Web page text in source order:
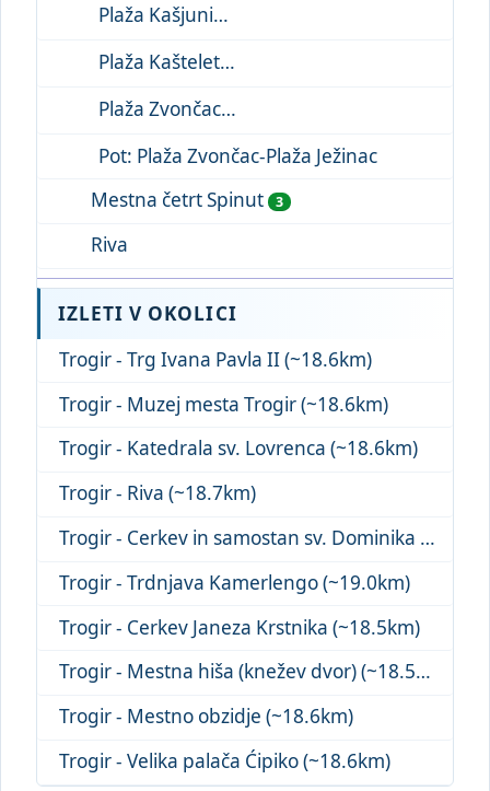
Plaža Kašjuni
Plaža Kaštelet
Plaža Zvončac
Pot: Plaža Zvončac-Plaža Ježinac
Mestna četrt Spinut
3
Riva
IZLETI V OKOLICI
Trogir - Trg Ivana Pavla II (~18.6km)
Trogir - Muzej mesta Trogir (~18.6km)
Trogir - Katedrala sv. Lovrenca (~18.6km)
Trogir - Riva (~18.7km)
Trogir - Cerkev in samostan sv. Dominika (~18.8km)
Trogir - Trdnjava Kamerlengo (~19.0km)
Trogir - Cerkev Janeza Krstnika (~18.5km)
Trogir - Mestna hiša (knežev dvor) (~18.5km)
Trogir - Mestno obzidje (~18.6km)
Trogir - Velika palača Ćipiko (~18.6km)